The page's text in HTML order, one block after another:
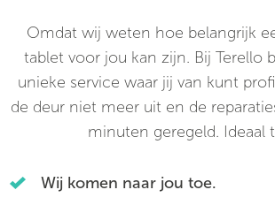
Omdat wij weten hoe belangrijk
tablet voor jou kan zijn. Bij Terello
unieke service waar jij van kunt
de deur niet meer uit en de
minuten geregeld. Ideaal
Wij komen naar jou toe.